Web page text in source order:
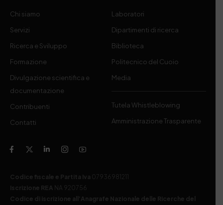
Chi siamo
Servizi
Ricerca e Sviluppo
Formazione
Divulgazione scientifica e
documentazione
Contribuenti
Contatti
Laboratori
Dipartimenti di ricerca
Biblioteca
Politecnico del Cuoio
Media
Tutela Whistleblowing
Amministrazione Trasparente
Codice fiscale e Partita Iva 07936981211
Iscrizione REA NA 920756
Codice di iscrizione all’Anagrafe Nazionale delle Ricerche del